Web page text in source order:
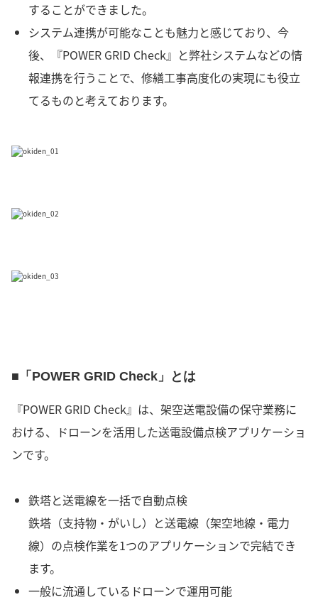
することができました。
システム連携が可能なことも魅力と感じており、今
後、『POWER GRID Check』と弊社システムなどの情
報連携を行うことで、修繕工事高度化の実現にも役立
てるものと考えております。
■「POWER GRID Check」とは
『POWER GRID Check』は、架空送電設備の保守業務に
おける、ドローンを活用した送電設備点検アプリケーショ
ンです。
鉄塔と送電線を一括で自動点検
鉄塔（支持物・がいし）と送電線（架空地線・電力
線）の点検作業を1つのアプリケーションで完結でき
ます。
一般に流通しているドローンで運用可能